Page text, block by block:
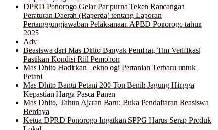
DPRD Ponorogo Gelar Paripurna Teken Rancangan
Peraturan Daerah (Raperda) tentang Laporan
Pertanggungjawaban Pelaksanaan APBD Ponorogo tahun
2025
Adv
Beasiswa dari Mas Dhito Banyak Peminat, Tim Verifikasi
Pastikan Kondisi Riil Pemohon
Mas Dhito Hadirkan Teknologi Pertanian Terbaru untuk
Petani
Mas Dhito Bantu Petani 200 Ton Benih Jagung Hingga
Kepastian Harga Pasca Panen
Mas Dhito, Tahun Ajaran Baru: Buka Pendaftaran Beasiswa
Berdaya
Ketua DPRD Ponorogo Ingatkan SPPG Harus Serap Produk